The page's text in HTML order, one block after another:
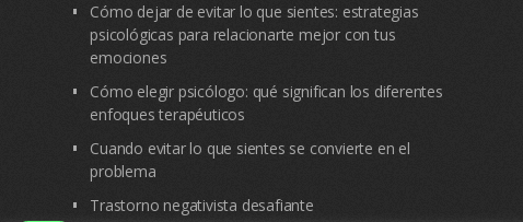
Cómo dejar de evitar lo que sientes: estrategias
psicológicas para relacionarte mejor con tus
emociones
Cómo elegir psicólogo: qué significan los diferentes
enfoques terapéuticos
Cuando evitar lo que sientes se convierte en el
problema
Trastorno negativista desafiante